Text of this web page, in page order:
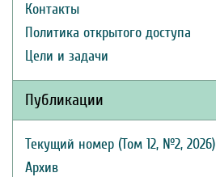
Контакты
Политика открытого доступа
Цели и задачи
Публикации
Текущий номер (Том 12, №2, 2026)
Архив